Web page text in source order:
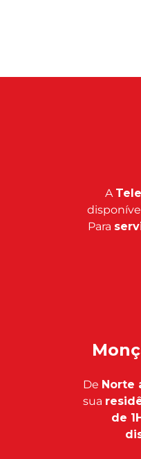
A
Para
De Norte
sua
de